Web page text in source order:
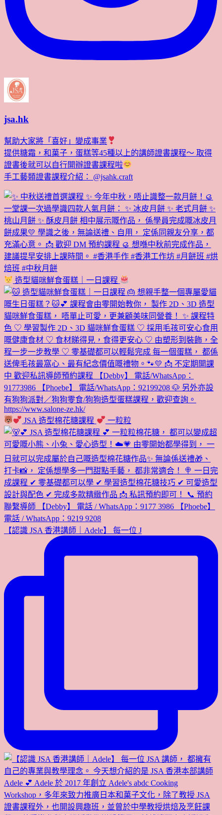
jsa.hk
幫助大家將「喜好」變成事業
提供糖霜，和菓子，蛋糕等45種以上的講師證書課程～ 取得
證書後就可以自行開辦證書課程啦
手工藝類證書課程介紹： @jsahk.craft
造型貓咪鮮食蛋糕｜一日課程
JSA 造型棉花糖課程 一粒粒
【認識 JSA 香港講師｜Adele】 每一位 J